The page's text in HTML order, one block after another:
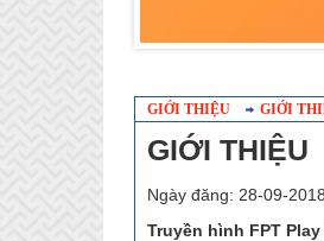
GIỚI THIỆU GIỚI
GIỚI THIỆU
Ngày đăng: 28-09-
Truyền hình FPT Play